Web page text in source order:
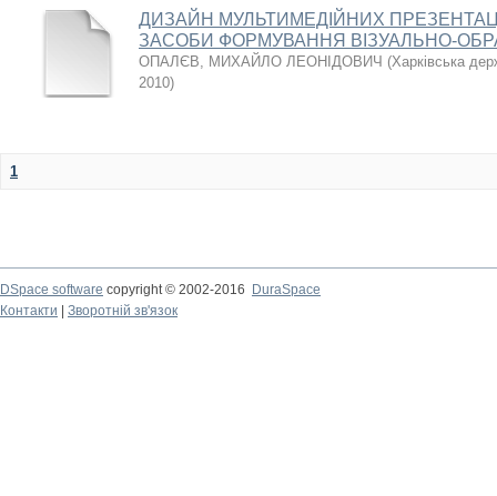
ДИЗАЙН МУЛЬТИМЕДІЙНИХ
ЗАСОБИ ФОРМУВАННЯ ВІЗУАЛЬНО-
ОПАЛЄВ, МИХАЙЛО ЛЕОНІДОВИЧ (Харківська
2010)
1
DSpace software copyright © 2002-2016
DuraSpace
Контакти
Зворотній зв'язок